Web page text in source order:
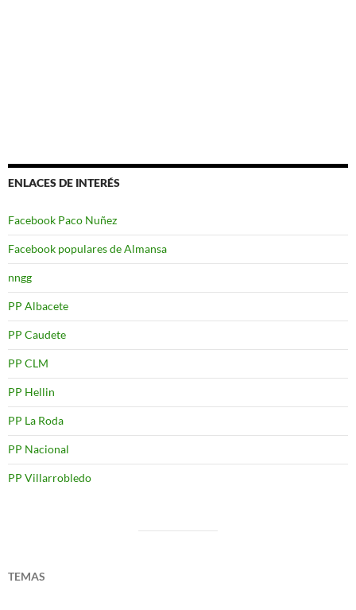
ENLACES DE INTERÉS
Facebook Paco Nuñez
Facebook populares de Almansa
nngg
PP Albacete
PP Caudete
PP CLM
PP Hellin
PP La Roda
PP Nacional
PP Villarrobledo
TEMAS